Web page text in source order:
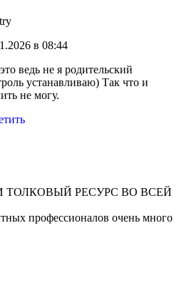
в 08:44
ведь не я родительский
устанавливаю) Так что и
не могу.
РЕСУРС ВО ВСЕЙ
профессионалов очень много